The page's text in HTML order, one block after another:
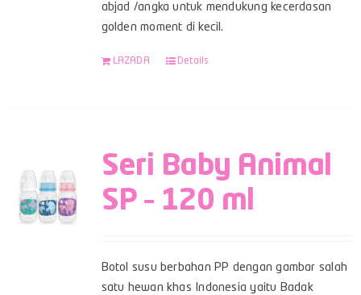
abjad /angka untuk mendukung kecerdasan
golden moment di kecil.
LAZADA Details
Seri Baby Animal
SP – 120 ml
Botol susu berbahan PP dengan gambar salah
satu hewan khas Indonesia yaitu Badak